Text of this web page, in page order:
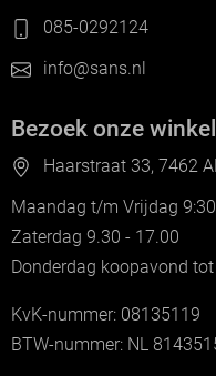
085-0292124
info@sans.nl
Bezoek onze winkel
Haarstraat 33, 7462
Maandag t/m Vrijdag
Zaterdag 9.30 - 17.00
Donderdag koopavond
KvK-nummer: 08135119
BTW-nummer: NL